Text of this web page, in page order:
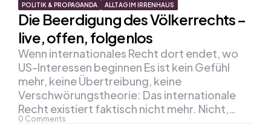
POLITIK & PROPAGANDA ALLTAG IM IRRENHAUS
Die Beerdigung des Völkerrechts –
live, offen, folgenlos
0 Comments
Wenn internationales Recht dort endet, wo
US-Interessen beginnen Es ist kein Gefühl
mehr, keine Übertreibung, keine
Verschwörungstheorie: Das internationale
Recht existiert faktisch nicht mehr. Nicht,…